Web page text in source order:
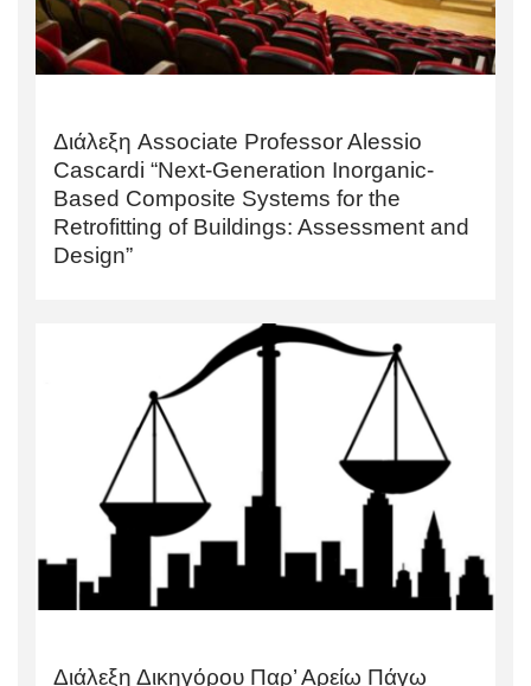
Διάλεξη Associate Professor Alessio
Cascardi “Next-Generation Inorganic-
Based Composite Systems for the
Retrofitting of Buildings: Assessment and
Design”
Διάλεξη Δικηγόρου Παρ’ Αρείω Πάγω